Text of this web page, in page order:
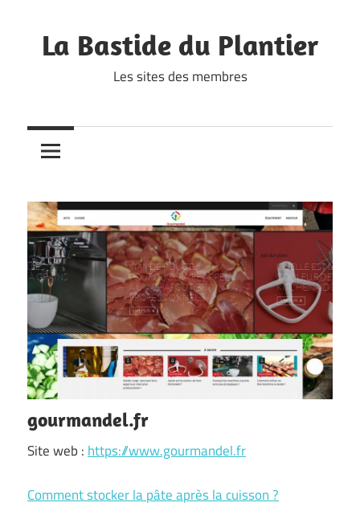
content
La Bastide du Plantier
Les sites des membres
gourmandel.fr
Site web : https://www.gourmandel.fr
Comment stocker la pâte après la cuisson ?